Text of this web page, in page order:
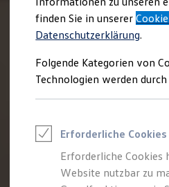
Kompaktwagen
Sportwagen
Schnell verfügbare Fahrzeuge
Angebote und Produkte
Aktuelle Angebote
E-Auto-Förderung
Volkswagen Marktplatz
Elektromobilität
Saisonangebote
Reifenpakete
Leasing
finden Sie in unserer
Datenschutzerklärung.
Folgende Kategorien von
Technologien werden
Erforderliche Cookies
Erforderliche Cookies
Website nutzbar zu